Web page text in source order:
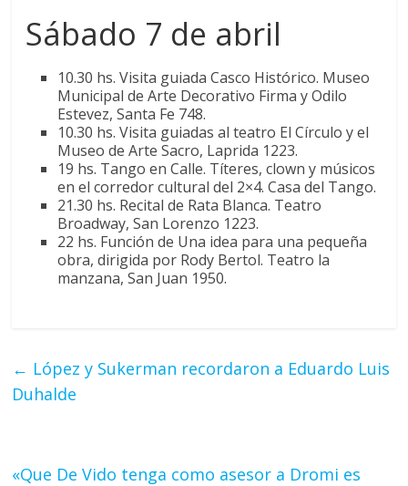
Sábado 7 de abril
10.30 hs. Visita guiada Casco Histórico. Museo
Municipal de Arte Decorativo Firma y Odilo
Estevez, Santa Fe 748.
10.30 hs. Visita guiadas al teatro El Círculo y el
Museo de Arte Sacro, Laprida 1223.
19 hs. Tango en Calle. Títeres, clown y músicos
en el corredor cultural del 2×4. Casa del Tango.
21.30 hs. Recital de Rata Blanca. Teatro
Broadway, San Lorenzo 1223.
22 hs. Función de Una idea para una pequeña
obra, dirigida por Rody Bertol. Teatro la
manzana, San Juan 1950.
← López y Sukerman recordaron a Eduardo Luis
Duhalde
«Que De Vido tenga como asesor a Dromi es